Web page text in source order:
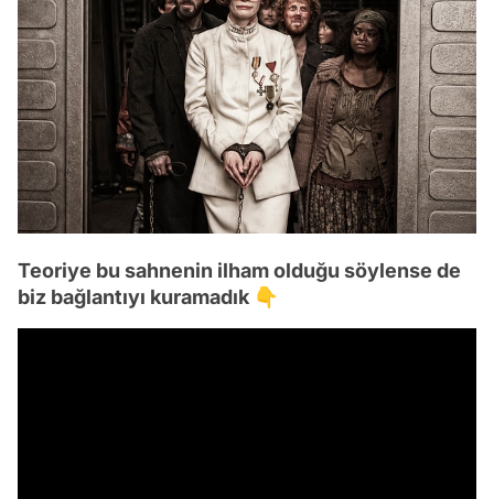
Teoriye bu sahnenin ilham olduğu söylense de
biz bağlantıyı kuramadık 👇